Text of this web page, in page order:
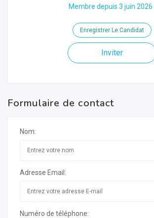
Membre depuis 3 juin 2026
Enregistrer Le Candidat
Inviter
Formulaire de contact
Nom:
Adresse Email:
Numéro de téléphone: